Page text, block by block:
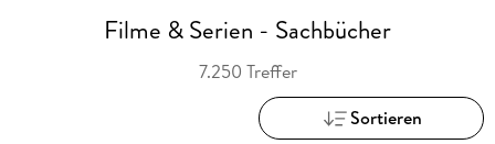
Filme & Serien - Sachbücher
7.250 Treffer
Sortieren